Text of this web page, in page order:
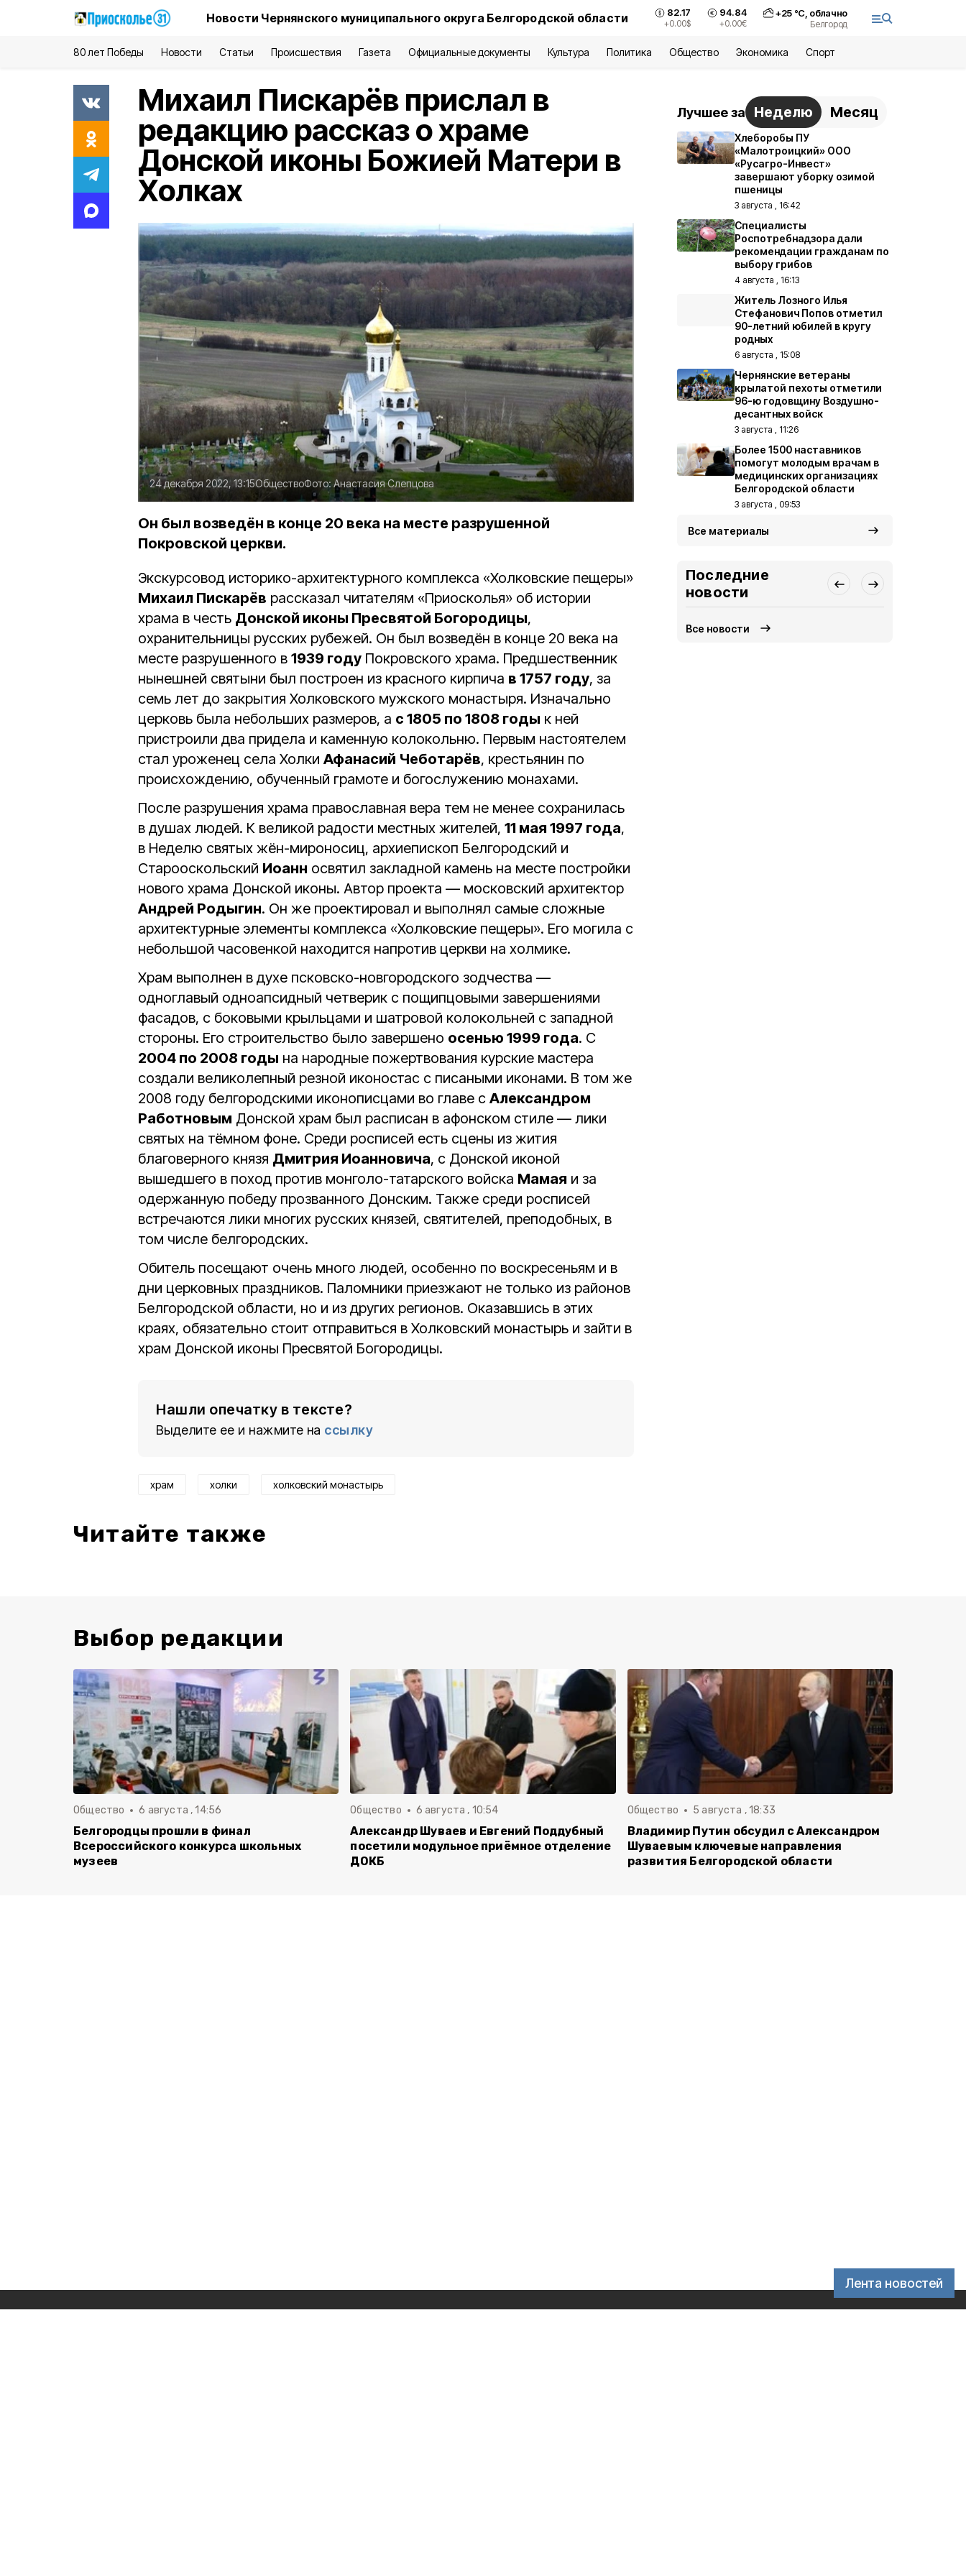
Новости Чернянского муниципального округа Белгородской области 82.17
+0.00$
94.84
+0.00€
+25°С, облачно
Белгород
80 лет Победы Новости Статьи Происшествия Газета Официальные документы Культура Политика Общество Экономика Спорт
Лента новостей
Михаил Пискарёв прислал в
редакцию рассказ о храме
Донской иконы Божией Матери в
Холках
24 декабря 2022, 13:15ОбществоФото: Анастасия Слепцова
Он был возведён в конце 20 века на месте разрушенной
Покровской церкви.
Экскурсовод историко-архитектурного комплекса «Холковские пещеры»
Михаил Пискарёв рассказал читателям «Приосколья» об истории
храма в честь Донской иконы Пресвятой Богородицы,
охранительницы русских рубежей. Он был возведён в конце 20 века на
месте разрушенного в 1939 году Покровского храма. Предшественник
нынешней святыни был построен из красного кирпича в 1757 году, за
семь лет до закрытия Холковского мужского монастыря. Изначально
церковь была небольших размеров, а с 1805 по 1808 годы к ней
пристроили два придела и каменную колокольню. Первым настоятелем
стал уроженец села Холки Афанасий Чеботарёв, крестьянин по
происхождению, обученный грамоте и богослужению монахами.
После разрушения храма православная вера тем не менее сохранилась
в душах людей. К великой радости местных жителей, 11 мая 1997 года,
в Неделю святых жён-мироносиц, архиепископ Белгородский и
Старооскольский Иоанн освятил закладной камень на месте постройки
нового храма Донской иконы. Автор проекта — московский архитектор
Андрей Родыгин. Он же проектировал и выполнял самые сложные
архитектурные элементы комплекса «Холковские пещеры». Его могила с
небольшой часовенкой находится напротив церкви на холмике.
Храм выполнен в духе псковско-новгородского зодчества —
одноглавый одноапсидный четверик с пощипцовыми завершениями
фасадов, с боковыми крыльцами и шатровой колокольней с западной
стороны. Его строительство было завершено осенью 1999 года. С
2004 по 2008 годы на народные пожертвования курские мастера
создали великолепный резной иконостас с писаными иконами. В том же
2008 году белгородскими иконописцами во главе с Александром
Работновым Донской храм был расписан в афонском стиле — лики
святых на тёмном фоне. Среди росписей есть сцены из жития
благоверного князя Дмитрия Иоанновича, с Донской иконой
вышедшего в поход против монголо-татарского войска Мамая и за
одержанную победу прозванного Донским. Также среди росписей
встречаются лики многих русских князей, святителей, преподобных, в
том числе белгородских.
Обитель посещают очень много людей, особенно по воскресеньям и в
дни церковных праздников. Паломники приезжают не только из районов
Белгородской области, но и из других регионов. Оказавшись в этих
краях, обязательно стоит отправиться в Холковский монастырь и зайти в
храм Донской иконы Пресвятой Богородицы.
Нашли опечатку в тексте?
Выделите ее и нажмите на ссылку
храм холки холковский монастырь
Читайте также
Лучшее за Неделю Месяц
Хлеборобы ПУ
«Малотроицкий» ООО
«Русагро-Инвест»
завершают уборку озимой
пшеницы
3 августа , 16:42
Специалисты
Роспотребнадзора дали
рекомендации гражданам по
выбору грибов
4 августа , 16:13
Житель Лозного Илья
Стефанович Попов отметил
90-летний юбилей в кругу
родных
6 августа , 15:08
Чернянские ветераны
крылатой пехоты отметили
96-ю годовщину Воздушно-
десантных войск
3 августа , 11:26
Более 1500 наставников
помогут молодым врачам в
медицинских организациях
Белгородской области
3 августа , 09:53
Все материалы
Последние
новости
Все новости
Выбор редакции
Общество 6 августа , 14:56
Белгородцы прошли в финал
Всероссийского конкурса школьных
музеев
Общество 6 августа , 10:54
Александр Шуваев и Евгений Поддубный
посетили модульное приёмное отделение
ДОКБ
Общество 5 августа , 18:33
Владимир Путин обсудил с Александром
Шуваевым ключевые направления
развития Белгородской области